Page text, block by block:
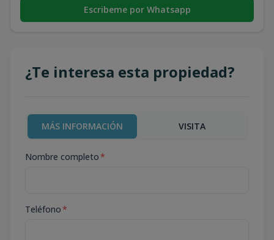
Escribeme por Whatsapp
¿Te interesa esta propiedad?
MÁS INFORMACIÓN VISITA
Nombre completo*
Teléfono*